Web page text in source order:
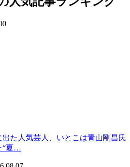
た人気芸人、いとこは青山剛昌氏
“夏…